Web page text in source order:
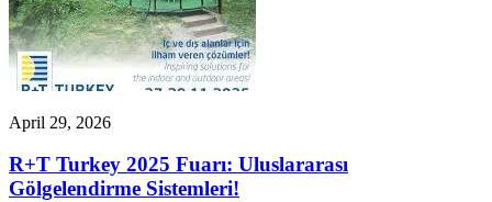
April 29, 2026
R+T Turkey 2025 Fuarı: Uluslararası
Gölgelendirme Sistemleri!